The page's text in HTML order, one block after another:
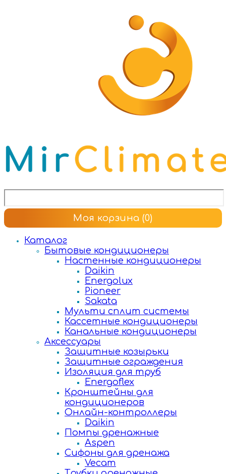
Моя корзина (0)
Каталог
Бытовые кондиционеры
Настенные кондиционеры
Daikin
Energolux
Pioneer
Sakata
Мульти сплит системы
Кассетные кондиционеры
Канальные кондиционеры
Аксессуары
Защитные козырьки
Защитные ограждения
Изоляция для труб
Energoflex
Кронштейны для
кондиционеров
Онлайн-контроллеры
Daikin
Помпы дренажные
Aspen
Сифоны для дренажа
Vecam